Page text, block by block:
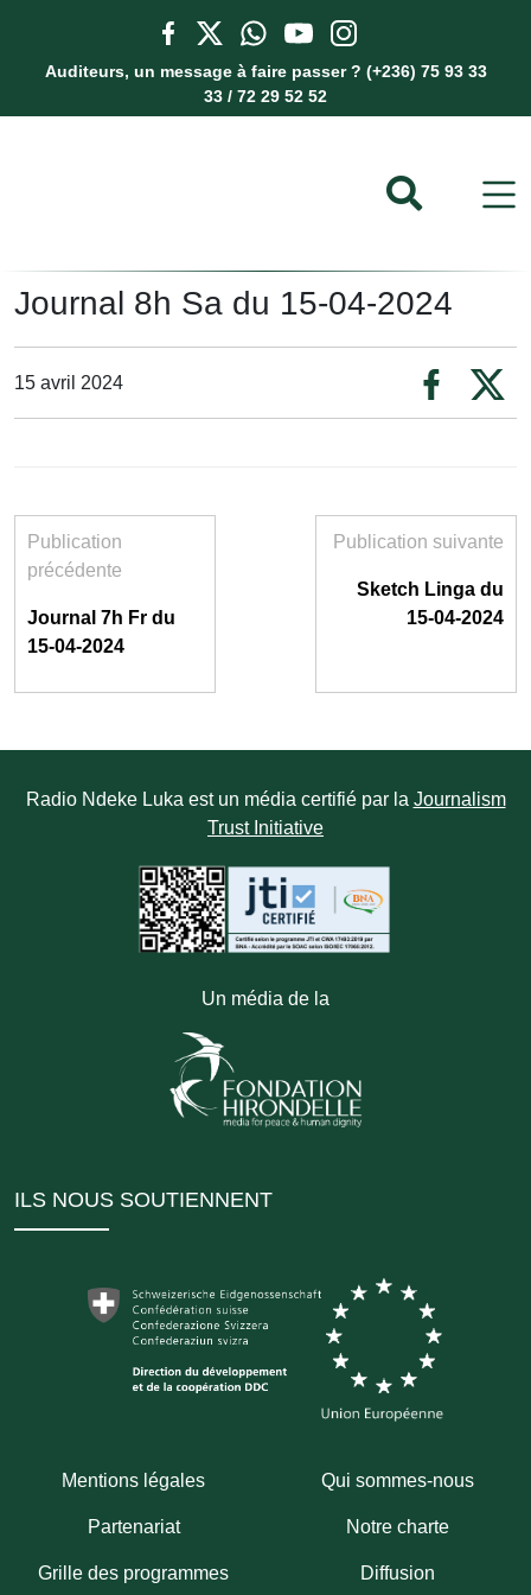
Auditeurs, un message à faire passer ? (+236) 75 93 33
33 / 72 29 52 52
Journal 8h Sa du 15-04-2024
15 avril 2024
Publication
précédente
Journal 7h Fr du
15-04-2024
Publication suivante
Sketch Linga du
15-04-2024
Radio Ndeke Luka est un média certifié par la Journalism
Trust Initiative
Un média de la
ILS NOUS SOUTIENNENT
Mentions légales Qui sommes-nous
Partenariat Notre charte
Grille des programmes Diffusion